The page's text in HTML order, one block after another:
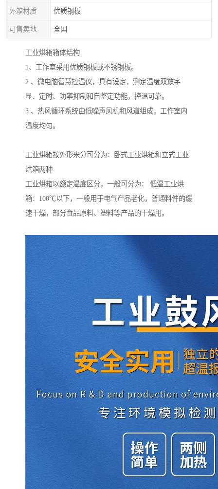
外箱材质 优质钢板
可售卖地 全国
工业烘箱箱体结构
1、工作室采用优质钢板或不锈钢板。
2 、微电脑智慧控温仪，具有设定，测定温度双数字
显、定时、功率抑制和自整定功能，控温可靠。
3 、热风循环系统由低噪声风机和风道组成，工作室内
温度均匀。
工业烘箱按外形来分可分为：卧式工业烘箱和立式工业
烘箱两种
工业烘箱以额定温度区分，一般可分为： 低温工业烘
箱：100℃以下，一般用于电气产品老化，普通料件的缓
速干燥，部分食品原料、塑料等产品的干燥用。